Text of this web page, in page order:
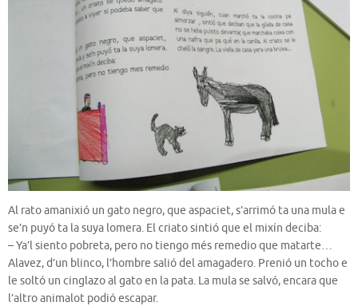
Al rato amanixió un gato negro, que aspaciet, s’arrimó ta una mula e
se’n puyó ta la suya lomera. El criato sintió que el mixín deciba:
– Ya’l siento pobreta, pero no tiengo més remedio que matarte…
Alavez, d’un blinco, l’hombre salió del amagadero. Prenió un tocho e
le soltó un cinglazo al gato en la pata. La mula se salvó, encara que
l’altro animalot podió escapar.